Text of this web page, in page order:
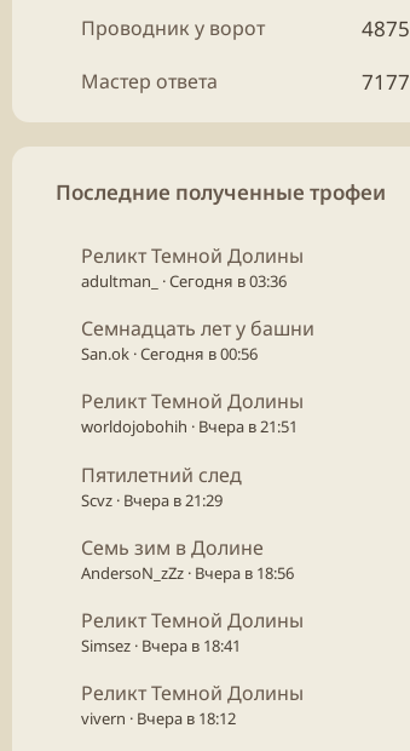
4875
Проводник у ворот
7177
Мастер ответа
Последние полученные трофеи
Реликт Темной Долины
adultman_ Сегодня в 03:36
Семнадцать лет у башни
San.ok Сегодня в 00:56
Реликт Темной Долины
worldojobohih Вчера в 21:51
Пятилетний след
Scvz Вчера в 21:29
Семь зим в Долине
AndersoN_zZz Вчера в 18:56
Реликт Темной Долины
Simsez Вчера в 18:41
Реликт Темной Долины
vivern Вчера в 18:12